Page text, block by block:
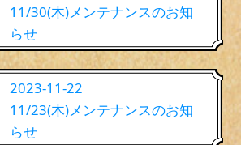
11/30(木)メンテナンスのお知
らせ
2023-11-22
11/23(木)メンテナンスのお知
らせ